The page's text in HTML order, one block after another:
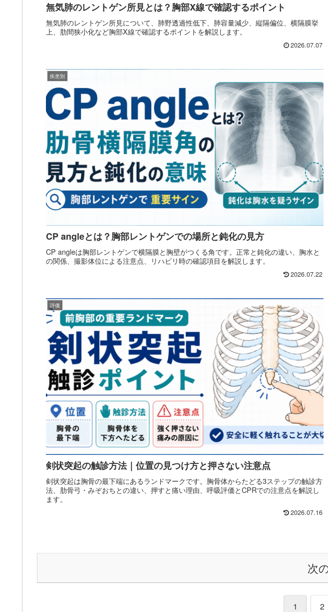
無気肺のレントゲン所見とは？胸部X線で確認するポイント
無気肺のレントゲン所見について、肺野透過性低下、肺容量減少、縦隔偏位、横隔膜挙
上、肋間狭小化など胸部X線で確認するポイントを解説します。
2026.07.07
疾患別
CP angleとは？胸部レントゲンでの場所と鈍化の見方
CP angleは胸部レントゲンで横隔膜と胸壁がつくる角です。正常と鈍化の違い、胸水と
の関係、撮影体位による注意点、リハビリ時の確認項目を解説します。
2026.07.22
評価
剣状突起の触診方法｜位置の見つけ方と押さない注意点
剣状突起は胸骨の最下端にあるランドマークです。胸骨体からたどる3ステップの触診方
法、肋骨弓・みぞおちとの違い、押すと痛い理由、呼吸評価とCPRでの注意点を解説し
ます。
2026.07.16
次
1 2